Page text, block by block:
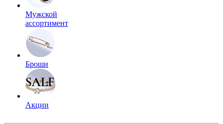
Мужской
ассортимент
Броши
Акции